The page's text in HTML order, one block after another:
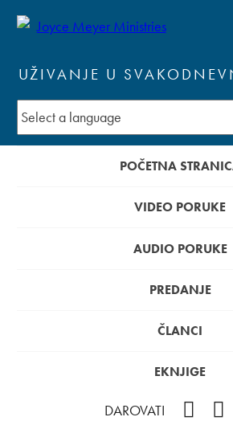
UŽIVANJE U
POČETNA
VIDEO PORUKE
AUDIO PORUKE
PREDANJE
ČLANCI
EKNJIGE
DAROVATI